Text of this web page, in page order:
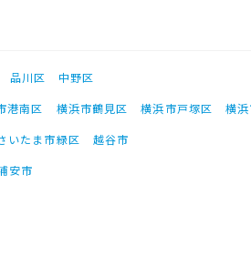
品川区
中野区
港南区 横浜市鶴見区 横浜市戸塚区
横
いたま市緑区
越谷市
安市